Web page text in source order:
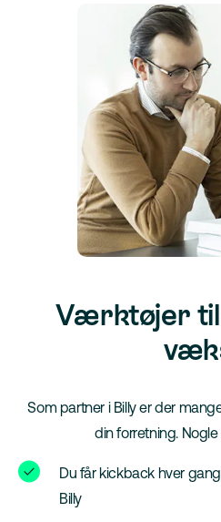
Værktøjer til
Som partner i Billy er der
din forretning.
Du får kickback hver
Billy